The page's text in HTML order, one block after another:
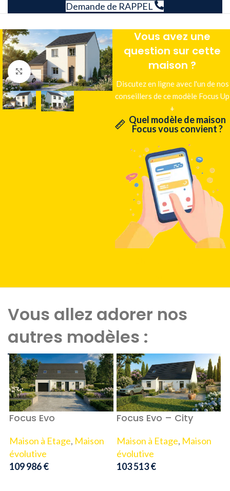
Demande de RAPPEL
Agrandir
Vous avez une
question sur cette
maison ?
Discutez en ligne avec l'un de nos
conseillers de ce modèle Focus Up
+
Quel modèle de maison
Focus vous convient ?
Vous allez adorer nos
autres modèles :
Focus Evo
Maison à Etage, Maison
évolutive
109 986€
Focus Evo – City
Maison à Etage, Maison
évolutive
103 513€